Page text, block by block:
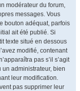
modérateur du forum,
messages. Vous
bouton adéquat, parfois
ait été publié. Si
texte situé en dessous
modifié, contenant
pas s’il s’agit
un administrateur, bien
leur modification.
pas supprimer leur